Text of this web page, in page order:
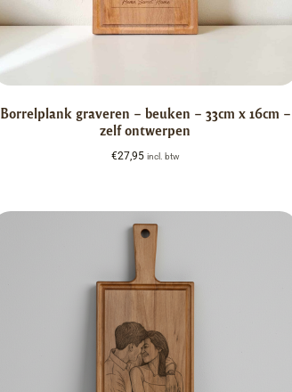
Borrelplank graveren – beuken – 33cm x 16cm –
zelf ontwerpen
€27,95 incl. btw